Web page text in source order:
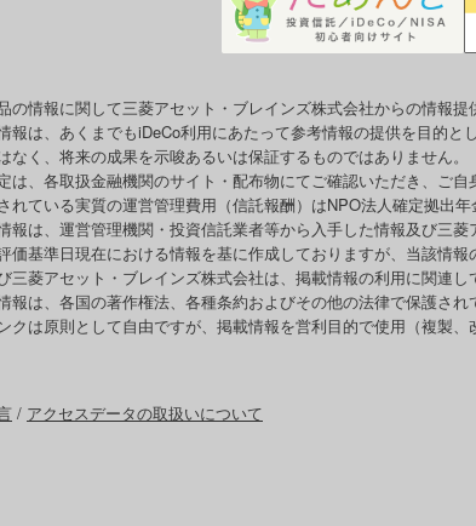
の情報に関して三菱アセット・ブレインズ株式会社からの情報提
報は、あくまでもiDeCo利用にあたって参考情報の提供を目的
なく、将来の成果を示唆あるいは保証するものではありません。
は、各取扱金融機関のサイト・配布物にてご確認いただき、ご自
れている実質の運営管理費用（信託報酬）はNPO法人確定拠出
報は、運営管理機関・投資信託業者等から入手した情報及び三
価基準日現在における情報を基に作成しておりますが、当該情報
三菱アセット・ブレインズ株式会社は、掲載情報の利用に関連
報は、各国の著作権法、各種条約およびその他の法律で保護され
クは原則として自由ですが、掲載情報を営利目的で使用（複製
/ アクセスデータの取扱いについて